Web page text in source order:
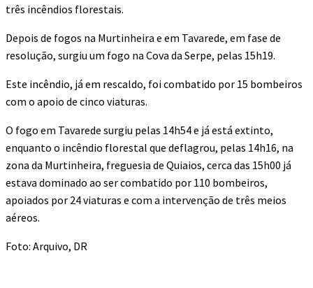
três incêndios florestais.
Depois de fogos na Murtinheira e em Tavarede, em fase de
resolução, surgiu um fogo na Cova da Serpe, pelas 15h19.
Este incêndio, já em rescaldo, foi combatido por 15 bombeiros
com o apoio de cinco viaturas.
O fogo em Tavarede surgiu pelas 14h54 e já está extinto,
enquanto o incêndio florestal que deflagrou, pelas 14h16, na
zona da Murtinheira, freguesia de Quiaios, cerca das 15h00 já
estava dominado ao ser combatido por 110 bombeiros,
apoiados por 24 viaturas e com a intervenção de três meios
aéreos.
Foto: Arquivo, DR